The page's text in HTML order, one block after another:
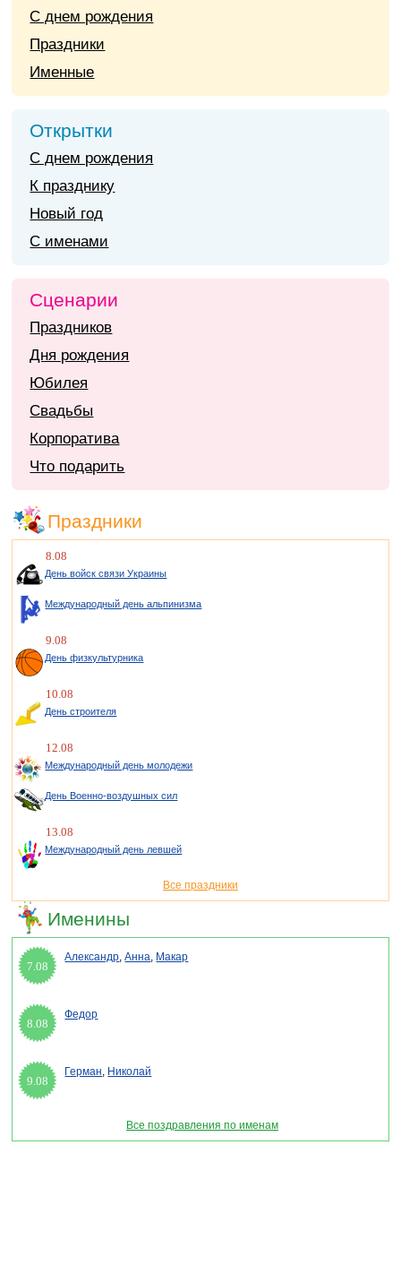
С днем рождения
Праздники
Именные
Открытки
С днем рождения
К празднику
Новый год
С именами
Сценарии
Праздников
Дня рождения
Юбилея
Свадьбы
Корпоратива
Что подарить
Праздники
8.08
День войск связи Украины
Международный день альпинизма
9.08
День физкультурника
10.08
День строителя
12.08
Международный день молодежи
День Военно-воздушных сил
13.08
Международный день левшей
Все праздники
Именины
7.08
Александр,Анна, Макар
8.08
Федор
9.08
Герман, Николай
Все поздравления по именам